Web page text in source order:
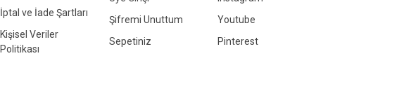
İptal ve İade Şartları
Kişisel Veriler
Politikası
Şifremi Unuttum
Sepetiniz
Youtube
Pinterest